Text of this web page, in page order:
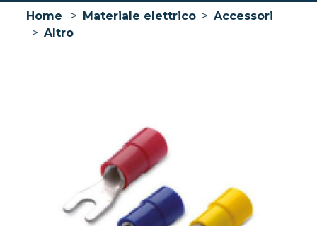
Home > Materiale elettrico > Accessori
> Altro